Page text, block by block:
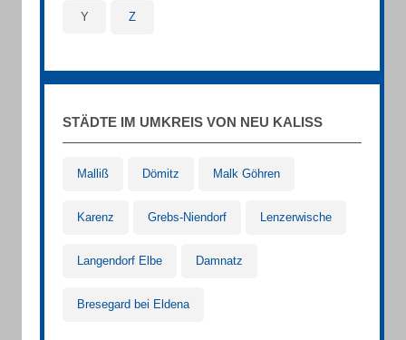
Y Z
STÄDTE IM UMKREIS VON NEU KALISS
Malliß Dömitz Malk Göhren
Karenz Grebs-Niendorf Lenzerwische
Langendorf Elbe Damnatz
Bresegard bei Eldena